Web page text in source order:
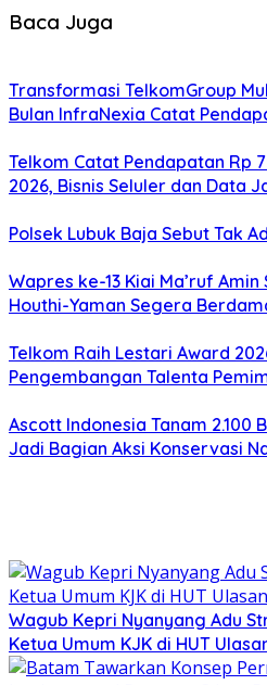
Baca Juga
Transformasi TelkomGroup
Bulan InfraNexia Catat
Telkom Catat Pendapatan Rp
2026, Bisnis Seluler dan Data
Polsek Lubuk Baja Sebut Tak
Wapres ke-13 Kiai Ma’ruf
Houthi-Yaman Segera
Telkom Raih Lestari Award
Pengembangan Talenta
Ascott Indonesia Tanam 2.100
Jadi Bagian Aksi Konservasi
Wagub Kepri Nyanyang Adu
Ketua Umum KJK di HUT